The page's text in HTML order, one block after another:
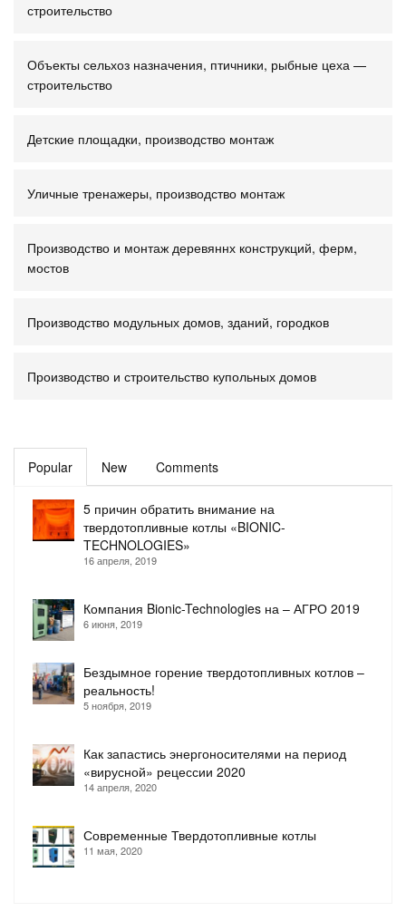
строительство
Объекты сельхоз назначения, птичники, рыбные цеха —
строительство
Детские площадки, производство монтаж
Уличные тренажеры, производство монтаж
Производство и монтаж деревяннх конструкций, ферм,
мостов
Производство модульных домов, зданий, городков
Производство и строительство купольных домов
Popular New Comments
5 причин обратить внимание на
твердотопливные котлы «BIONIC-
TECHNOLOGIES»
16 апреля, 2019
Компания Bionic-Technologies на – АГРО 2019
6 июня, 2019
Бездымное горение твердотопливных котлов –
реальность!
5 ноября, 2019
Как запастись энергоносителями на период
«вирусной» рецессии 2020
14 апреля, 2020
Современные Твердотопливные котлы
11 мая, 2020